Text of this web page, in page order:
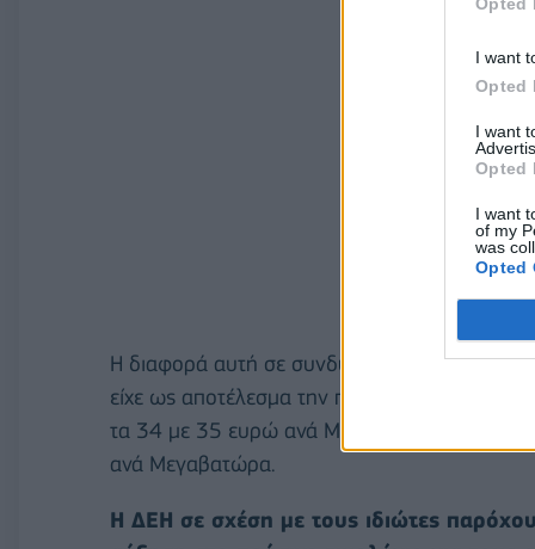
I want
Opted
I want
Opted
I want
of my
was
Opted
Η διαφορά αυτή σε συνδυασμό και με τις
είχε ως αποτέλεσμα την πυροδότηση
τα 34 με 35 ευρώ ανά Μεγαβατώρα, ενώ τον
ανά Μεγαβατώρα.
Η ΔΕΗ σε σχέση με τους ιδιώτες